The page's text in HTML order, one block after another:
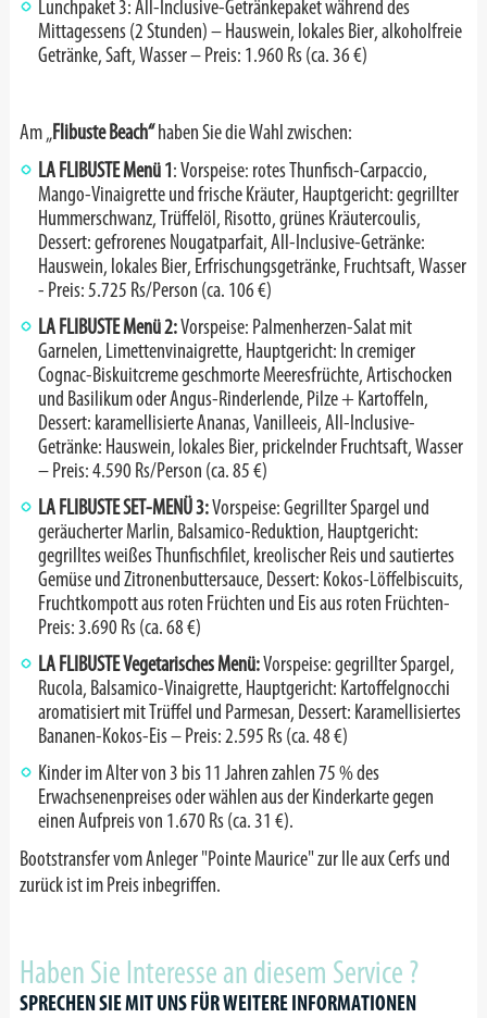
Lunchpaket 3: All-Inclusive-Getränkepaket während des
Mittagessens (2 Stunden) – Hauswein, lokales Bier, alkoholfreie
Getränke, Saft, Wasser – Preis: 1.960 Rs (ca. 36 €)
Am „Flibuste Beach“haben Sie die Wahl zwischen:
LA FLIBUSTE Menü 1: Vorspeise: rotes Thunfisch-Carpaccio,
Mango-Vinaigrette und frische Kräuter, Hauptgericht: gegrillter
Hummerschwanz, Trüffelöl, Risotto, grünes Kräutercoulis,
Dessert: gefrorenes Nougatparfait, All-Inclusive-Getränke:
Hauswein, lokales Bier, Erfrischungsgetränke, Fruchtsaft, Wasser
- Preis: 5.725 Rs/Person (ca. 106 €)
LA FLIBUSTE Menü 2:Vorspeise: Palmenherzen-Salat mit
Garnelen, Limettenvinaigrette, Hauptgericht: In cremiger
Cognac-Biskuitcreme geschmorte Meeresfrüchte, Artischocken
und Basilikum oder Angus-Rinderlende, Pilze + Kartoffeln,
Dessert: karamellisierte Ananas, Vanilleeis,All-Inclusive-
Getränke: Hauswein, lokales Bier, prickelnder Fruchtsaft, Wasser
– Preis: 4.590 Rs/Person (ca. 85 €)
LA FLIBUSTE SET-MENÜ 3:Vorspeise: Gegrillter Spargel und
geräucherter Marlin, Balsamico-Reduktion, Hauptgericht:
gegrilltes weißes Thunfischfilet, kreolischer Reis und sautiertes
Gemüse und Zitronenbuttersauce, Dessert: Kokos-Löffelbiscuits,
Fruchtkompott aus roten Früchten und Eis aus roten Früchten-
Preis: 3.690 Rs (ca. 68 €)
LA FLIBUSTE Vegetarisches Menü:Vorspeise: gegrillter Spargel,
Rucola, Balsamico-Vinaigrette, Hauptgericht: Kartoffelgnocchi
aromatisiert mit Trüffel und Parmesan, Dessert: Karamellisiertes
Bananen-Kokos-Eis – Preis: 2.595 Rs (ca. 48 €)
Kinder im Alter von 3 bis 11 Jahren zahlen 75 % des
Erwachsenenpreises oder wählen aus der Kinderkarte gegen
einen Aufpreis von 1.670 Rs (ca. 31 €).
Bootstransfer vom Anleger "Pointe Maurice" zur Ile aux Cerfs und
zurück ist im Preis inbegriffen.
Haben Sie Interesse an diesem Service ?
SPRECHEN SIE MIT UNS FÜR WEITERE INFORMATIONEN